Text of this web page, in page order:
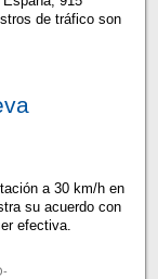
de tráfico son
a 30 km/h en
su acuerdo con
efectiva.